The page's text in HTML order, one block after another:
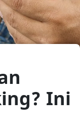
Ini